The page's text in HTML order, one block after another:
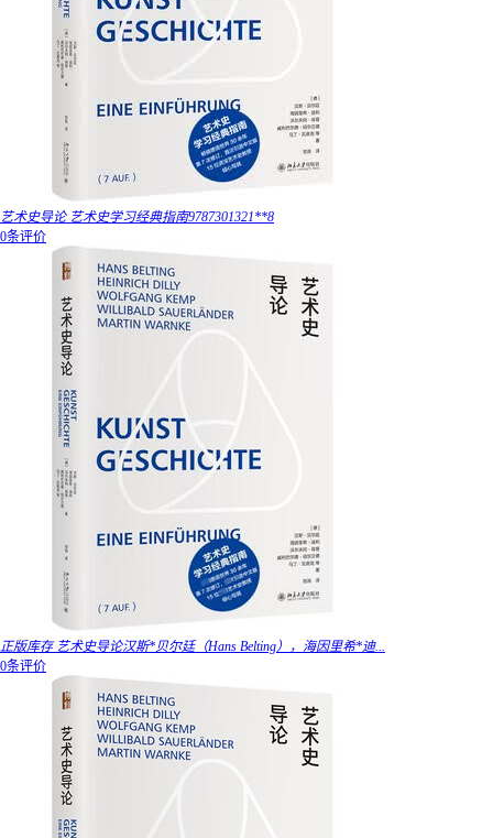
艺术史导论 艺术史学习经典指南9787301321**8
0条评价
正版库存 艺术史导论汉斯*贝尔廷（Hans Belting），海因里希*迪...
0条评价